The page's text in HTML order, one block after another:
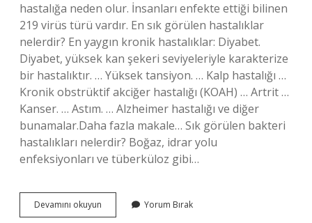
hastalığa neden olur. İnsanları enfekte ettiği bilinen
219 virüs türü vardır. En sık görülen hastalıklar
nelerdir? En yaygın kronik hastalıklar: Diyabet.
Diyabet, yüksek kan şekeri seviyeleriyle karakterize
bir hastalıktır. … Yüksek tansiyon. … Kalp hastalığı …
Kronik obstrüktif akciğer hastalığı (KOAH) … Artrit …
Kanser. … Astım. … Alzheimer hastalığı ve diğer
bunamalar.Daha fazla makale… Sık görülen bakteri
hastalıkları nelerdir? Boğaz, idrar yolu
enfeksiyonları ve tüberküloz gibi…
Devamını okuyun
Görülen
Yorum Bırak